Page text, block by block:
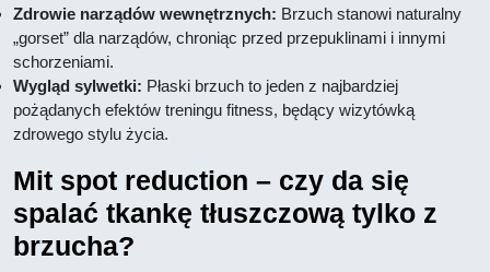
Zdrowie narządów wewnętrznych: Brzuch stanowi naturalny
„gorset” dla narządów, chroniąc przed przepuklinami i innymi
schorzeniami.
Wygląd sylwetki: Płaski brzuch to jeden z najbardziej
pożądanych efektów treningu fitness, będący wizytówką
zdrowego stylu życia.
Mit spot reduction – czy da się
spalać tkankę tłuszczową tylko z
brzucha?